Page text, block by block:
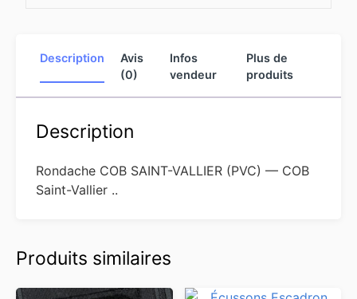
Description
Avis
(0)
Infos
vendeur
Plus de
produits
Description
Rondache COB SAINT-VALLIER (PVC) — COB
Saint-Vallier ..
Produits similaires